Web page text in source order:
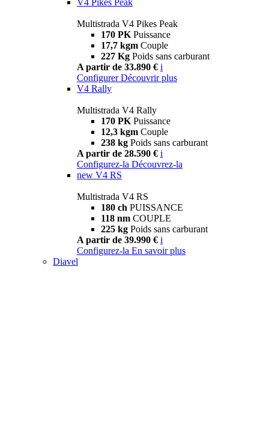
Multistrada V4 Pikes Peak
170 PK Puissance
17,7 kgm Couple
227 Kg Poids sans carburant
A partir de 33.890 € i
Configurer Découvrir plus
V4 Rally
Multistrada V4 Rally
170 PK Puissance
12,3 kgm Couple
238 kg Poids sans carburant
A partir de 28.590 € i
Configurez-la Découvrez-la
new V4 RS
Multistrada V4 RS
180 ch PUISSANCE
118 nm COUPLE
225 kg Poids sans carburant
A partir de 39.990 € i
Configurez-la En savoir plus
Diavel